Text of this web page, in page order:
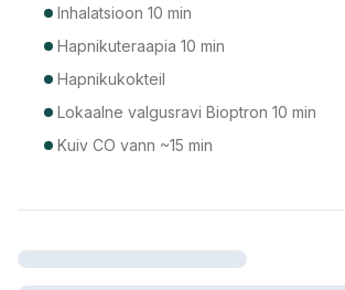
Inhalatsioon 10 min
Hapnikuteraapia 10 min
Hapnikukokteil
Lokaalne valgusravi Bioptron 10 min
Kuiv CO vann ~15 min